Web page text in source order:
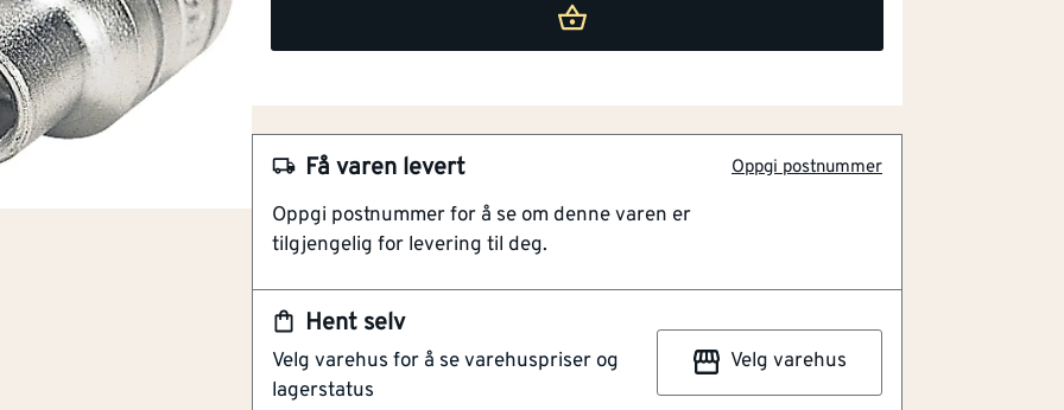
Hent selv
Velg varehus for å se varehuspriser og
lagerstatus
Velg varehus
Få varen levert Oppgi postnummer
Oppgi postnummer for å se om denne varen er
tilgjengelig for levering til deg.
NOBB
28622363
Artikkelnummer 101444627